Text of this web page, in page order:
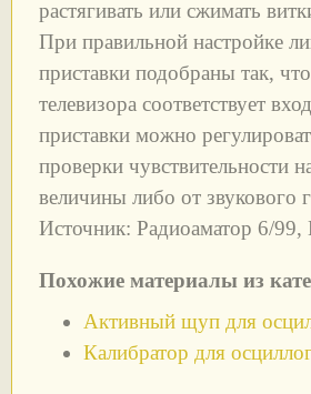
растягивать или сжимать
При правильной настройке
приставки подобраны так,
телевизора соответствует
приставки можно
проверки чувствительности
величины либо от звукового
Источник: Радиоаматор 6/
Похожие материалы из
Активный щуп для
Калибратор для